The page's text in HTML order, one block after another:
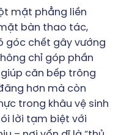
mặt phẳng liền
bàn thao tác,
góc chết gây vướng
chỉ góp phần
căn bếp trông
hơn mà còn
trong khâu vệ sinh
lời tạm biệt với